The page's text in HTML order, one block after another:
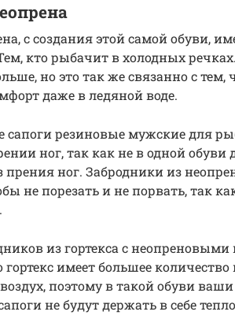
с создания этой самой обуви,
кто рыбачит в холодных
но это так же связанно с тем,
даже в ледяной воде.
сапоги резиновые мужские для
ног, так как не в одной
прения ног. Забродники из
не порезать и не порвать, так
из гортекса с
имеет большее
поэтому в такой обуви
не будут держать в себе